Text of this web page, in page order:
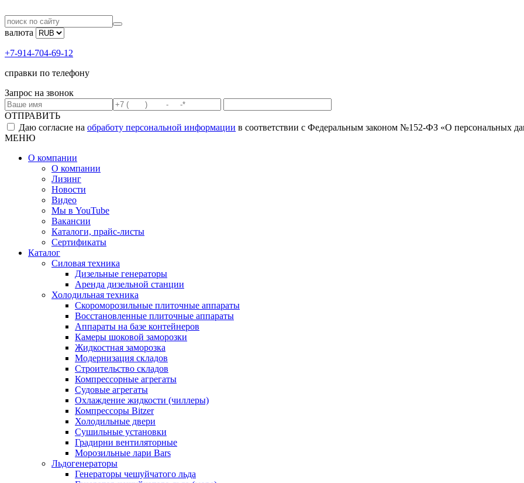
валюта
+7-914-704-69-12
справки по телефону
Запрос на звонок
ОТПРАВИТЬ
Даю согласие на обработу персональной информации в соответствии с Федеральным законом №152-ФЗ «О персональных
МЕНЮ
О компании
О компании
Лизинг
Новости
Видео
Мы в YouTube
Вакансии
Каталоги, прайс-листы
Сертификаты
Каталог
Силовая техника
Дизельные генераторы
Аренда дизельной станции
Холодильная техника
Cкороморозильные плиточные аппараты
Восстановленные плиточные аппараты
Аппараты на базе контейнеров
Камеры шоковой заморозки
Жидкостная заморозка
Модернизация складов
Строительство складов
Компрессорные агрегаты
Судовые агрегаты
Охлаждение жидкости (чиллеры)
Компрессоры Bitzer
Холодильные двери
Сушильные установки
Градирни вентиляторные
Морозильные лари Bars
Льдогенераторы
Генераторы чешуйчатого льда